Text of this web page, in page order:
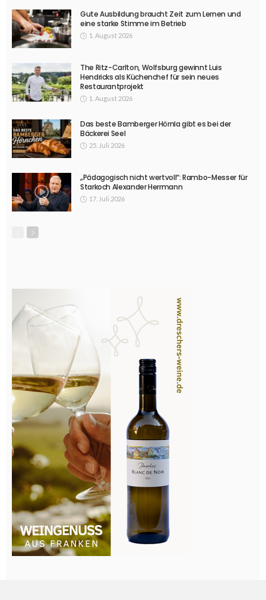
Gute Ausbildung braucht Zeit zum Lernen und
eine starke Stimme im Betrieb
1. August 2026
The Ritz-Carlton, Wolfsburg gewinnt Luis
Hendricks als Küchenchef für sein neues
Restaurantprojekt
1. August 2026
Das beste Bamberger Hörnla gibt es bei der
Bäckerei Seel
25. Juli 2026
„Pädagogisch nicht wertvoll“: Rambo-Messer für
Starkoch Alexander Herrmann
17. Juli 2026